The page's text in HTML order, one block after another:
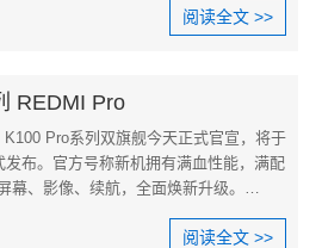
阅读全文 >>
REDMI Pro
K100 Pro系列双旗舰今天正式官宣，将于
发布。官方号称新机拥有满血性能，满配
幕、影像、续航，全面焕新升级。
阅读全文 >>